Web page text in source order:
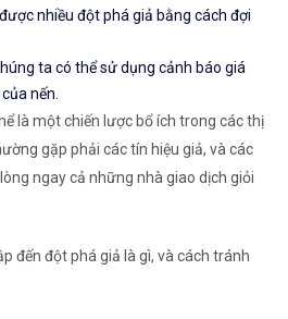
nhiều đột phá giả bằng cách đợi
ta có thể sử dụng cảnh báo giá
nến.
là một chiến lược bổ ích trong các thị
gặp phải các tín hiệu giả, và các
ngay cả những nhà giao dịch giỏi
đến đột phá giả là gì, và cách tránh